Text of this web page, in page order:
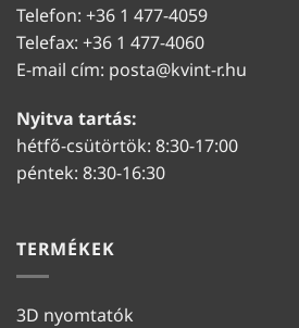
Telefon: +36 1 477-4059
Telefax: +36 1 477-4060
E-mail cím: posta@kvint-r.hu
Nyitva tartás:
hétfő-csütörtök: 8:30-17:00
péntek: 8:30-16:30
TERMÉKEK
3D nyomtatók